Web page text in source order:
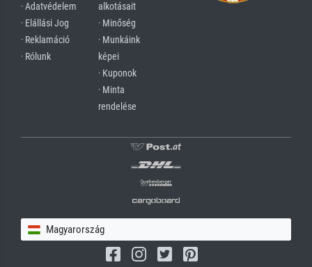
· Adatvédelem
· Elállási Jog
· Reklamáció
· Rólunk
alkotásait
· Minőség
· Munkáink
képei
· Kuponok
· Minta
rendelése
Magyarország